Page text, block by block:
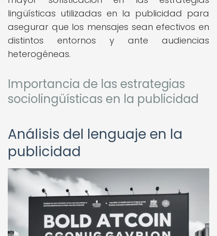
lingüísticas utilizadas en la publicidad para
asegurar que los mensajes sean efectivos en
distintos entornos y ante audiencias
heterogéneas.
Importancia de las estrategias
sociolingüísticas en la publicidad
Análisis del lenguaje en la
publicidad